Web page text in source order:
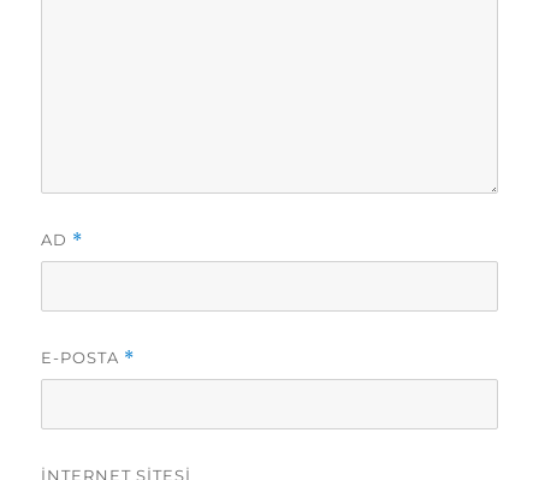
AD *
E-POSTA *
İNTERNET SITESI